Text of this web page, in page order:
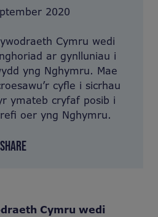
2020
Cymru wedi
ar gynlluniau i
yng Nghymru. Mae
cyfle i sicrhau
ymateb cryfaf posib i
oer yng Nghymru.
SHARE
Cymru wedi